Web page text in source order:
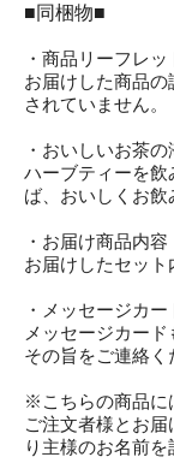
■同梱物■
・商品リーフレッ
お届けした商品
されていません。
・おいしいお茶の
ハーブティーを
ば、おいしくお飲
・お届け商品内容
お届けしたセット
・メッセージカー
メッセージカー
その旨をご連絡く
※こちらの商品に
ご注文者様とお
り主様のお名前を